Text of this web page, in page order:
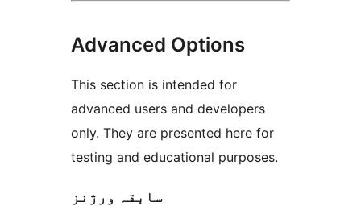
Advanced Options
This section is intended for
advanced users and developers
only. They are presented here for
testing and educational purposes.
سابقہ ورژنز